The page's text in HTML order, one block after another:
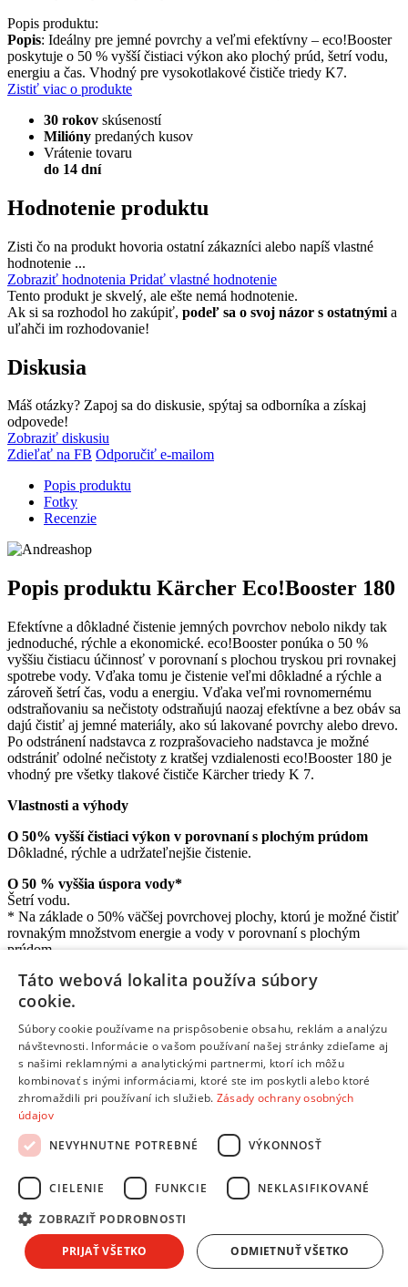
Popis produktu:
Popis: Ideálny pre jemné povrchy a veľmi efektívny – eco!Booster
poskytuje o 50 % vyšší čistiaci výkon ako plochý prúd, šetrí vodu,
energiu a čas. Vhodný pre vysokotlakové čističe triedy K7.
Zistiť viac o produkte
30 rokov skúseností
Milióny predaných kusov
Vrátenie tovaru
do 14 dní
Hodnotenie produktu
Zisti čo na produkt hovoria ostatní zákazníci alebo napíš vlastné
hodnotenie ...
Zobraziť hodnotenia Pridať vlastné hodnotenie
Tento produkt je skvelý, ale ešte nemá hodnotenie.
Ak si sa rozhodol ho zakúpiť, podeľ sa o svoj názor s ostatnými a
uľahči im rozhodovanie!
Diskusia
Máš otázky? Zapoj sa do diskusie, spýtaj sa odborníka a získaj
odpovede!
Zobraziť diskusiu
Zdieľať na FB Odporučiť e-mailom
Popis produktu
Fotky
Recenzie
Popis produktu Kärcher Eco!Booster 180
Efektívne a dôkladné čistenie jemných povrchov nebolo nikdy tak
jednoduché, rýchle a ekonomické. eco!Booster ponúka o 50 %
vyššiu čistiacu účinnosť v porovnaní s plochou tryskou pri rovnakej
spotrebe vody. Vďaka tomu je čistenie veľmi dôkladné a rýchle a
zároveň šetrí čas, vodu a energiu. Vďaka veľmi rovnomernému
odstraňovaniu sa nečistoty odstraňujú naozaj efektívne a bez obáv sa
dajú čistiť aj jemné materiály, ako sú lakované povrchy alebo drevo.
Po odstránení nadstavca z rozprašovacieho nadstavca je možné
odstrániť odolné nečistoty z kratšej vzdialenosti eco!Booster 180 je
vhodný pre všetky tlakové čističe Kärcher triedy K 7.
Vlastnosti a výhody
O 50% vyšší čistiaci výkon v porovnaní s plochým prúdom
Dôkladné, rýchle a udržateľnejšie čistenie.
O 50 % vyššia úspora vody*
Šetrí vodu.
* Na základe o 50% väčšej povrchovej plochy, ktorú je možné čistiť
rovnakým množstvom energie a vody v porovnaní s plochým
prúdom.
O 50 % vyššia úspora energie*
Šetrí energiu.
rovnakým množstvom energie a vody v porovnaní s plochým
prúdom.
Odnímateľný nadstavec
Flexibilné na používanie a skladovanie.
Odstránenie nadstavca jednou rukou pomocou uvoľňovacích
tlačidiel
Jednoduchá a pohodlná demontáž.
Mimoriadne všestranná aplikácia
Zvlášť vhodné na jemné povrchy, ako je farba alebo drevo.
Kompatibilný so všetkými tlakovými čističmi Kärcher triedy K
Ideálne pre následnú aktualizáciu.
Táto webová lokalita používa súbory
cookie.
Súbory cookie používame na prispôsobenie obsahu, reklám a analýzu
návštevnosti. Informácie o vašom používaní našej stránky zdieľame aj
s našimi reklamnými a analytickými partnermi, ktorí ich môžu
kombinovať s inými informáciami, ktoré ste im poskytli alebo ktoré
zhromaždili pri používaní ich služieb. Zásady ochrany osobných
údajov
NEVYHNUTNE POTREBNÉ
VÝKONNOSŤ
CIELENIE FUNKCIE NEKLASIFIKOVANÉ
ZOBRAZIŤ PODROBNOSTI
PRIJAŤ VŠETKO ODMIETNUŤ VŠETKO